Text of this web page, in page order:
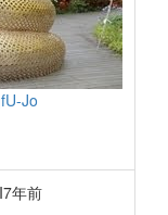
Jo
7年前